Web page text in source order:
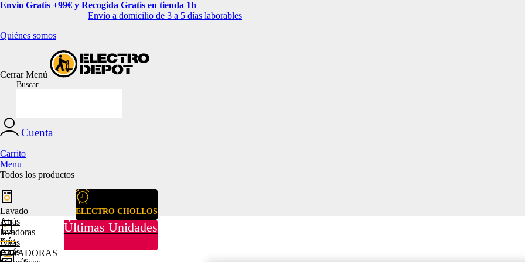
Envio Gratis +99€ y Recogida Gratis en tienda 1h
Envío a domicilio de 3 a 5 días laborables
Quiénes somos
CerrarMenú
Buscar
Cuenta
Carrito
Menu
Todos los productos
ELECTRO CHOLLOS
Últimas Unidades
Lavado
Atrás
lavadoras
Atrás
LAVADORAS
Frío
Atrás